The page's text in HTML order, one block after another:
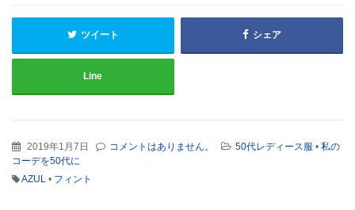
ツイート シェア
Line
2019年1月7日 コメントはありません。 50代レディース服 • 私の
コーデを50代に
AZUL • フィント